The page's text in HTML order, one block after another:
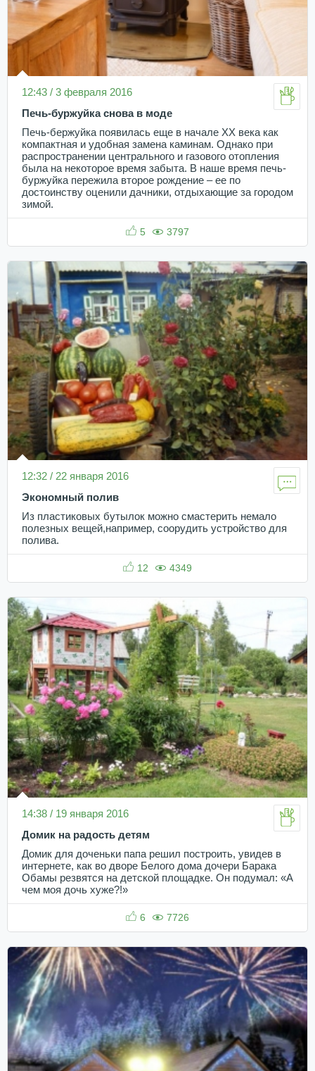
12:43 / 3 февраля 2016
Печь-буржуйка снова в моде
Печь-бержуйка появилась еще в начале XX века как
компактная и удобная замена каминам. Однако при
распространении центрального и газового отопления
была на некоторое время забыта. В наше время печь-
буржуйка пережила второе рождение – ее по
достоинству оценили дачники, отдыхающие за городом
зимой.
5 3797
12:32 / 22 января 2016
Экономный полив
Из пластиковых бутылок можно смастерить немало
полезных вещей,например, соорудить устройство для
полива.
12 4349
14:38 / 19 января 2016
Домик на радость детям
Домик для доченьки папа решил построить, увидев в
интернете, как во дворе Белого дома дочери Барака
Обамы резвятся на детской площадке. Он подумал: «А
чем моя дочь хуже?!»
6 7726